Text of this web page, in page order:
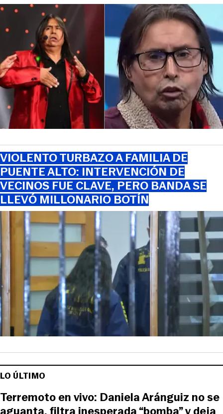
VIOLENTO TURBAZO A FAMILIA DE
PUENTE ALTO: INTERVENCIÓN DE
VECINOS FUE CLAVE, PERO BANDA SE
LLEVÓ MILLONARIO BOTÍN
LO ÚLTIMO
Terremoto en vivo: Daniela Aránguiz no se